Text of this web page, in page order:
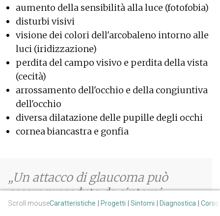
Scroll mouseCaratteristiche Progetti Sintomi Diagnostica Corso
aumento della sensibilità alla luce (fotofobia)
disturbi visivi
visione dei colori dell'arcobaleno intorno alle
luci (iridizzazione)
perdita del campo visivo e perdita della vista
(cecità)
arrossamento dell'occhio e della congiuntiva
dell'occhio
diversa dilatazione delle pupille degli occhi
cornea biancastra e gonfia
Un attacco di glaucoma può
essere preceduto da sintomi
sottosoglia, anche per diversi